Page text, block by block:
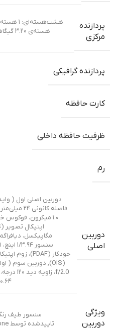
پردازنده
مرکزی
پردازنده گرافیکی
کارت حافظه
ظرفیت حافظه داخلی
رم
دوربین
اصلی
اپتیکال تصویر (OIS)
(OIS)
,
۰.۶۴ میکرون، فوکوس خودکار (PDAF)
ویژگی
دوربین